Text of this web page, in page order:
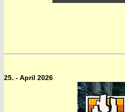
25. - April 2026